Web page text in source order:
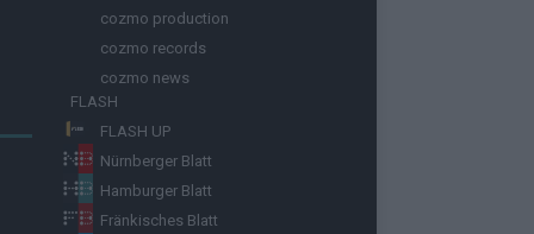
cozmo production
cozmo records
cozmo news
FLASH
FLASH UP
Nürnberger Blatt
Hamburger Blatt
Fränkisches Blatt